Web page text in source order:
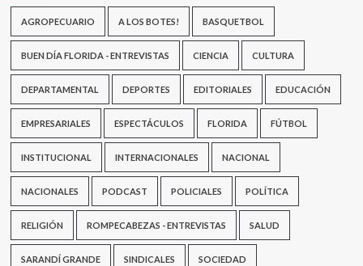
AGROPECUARIO A LOS BOTES! BASQUETBOL
BUEN DÍA FLORIDA - ENTREVISTAS CIENCIA CULTURA
DEPARTAMENTAL DEPORTES EDITORIALES EDUCACIÓN
EMPRESARIALES ESPECTÁCULOS FLORIDA FÚTBOL
INSTITUCIONAL INTERNACIONALES NACIONAL
NACIONALES PODCAST POLICIALES POLÍTICA
RELIGIÓN ROMPECABEZAS - ENTREVISTAS SALUD
SARANDÍ GRANDE SINDICALES SOCIEDAD